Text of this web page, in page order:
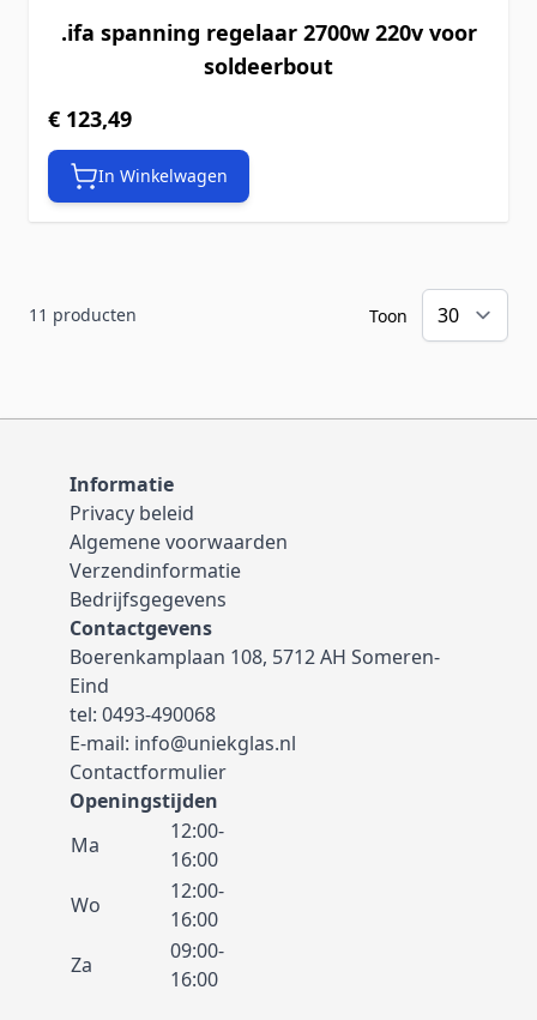
.ifa spanning regelaar 2700w 220v voor
soldeerbout
€ 123,49
In Winkelwagen
11 producten Toon
Informatie
Privacy beleid
Algemene voorwaarden
Verzendinformatie
Bedrijfsgegevens
Contactgevens
Boerenkamplaan 108, 5712 AH Someren-
Eind
tel: 0493-490068
E-mail: info@uniekglas.nl
Contactformulier
Openingstijden
Ma
12:00-
16:00
Wo
12:00-
16:00
Za
09:00-
16:00